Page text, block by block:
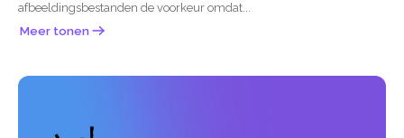
afbeeldingsbestanden de voorkeur omdat...
Meer tonen